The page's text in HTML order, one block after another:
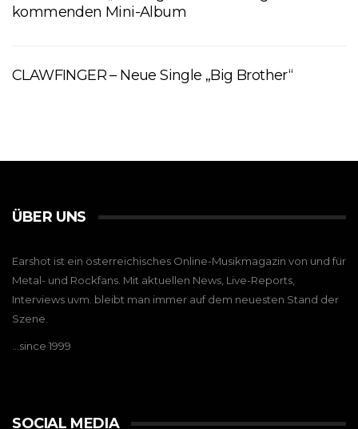
kommenden Mini-Album
CLAWFINGER – Neue Single „Big Brother“
ÜBER UNS
Earshot ist ein österreichisches Online-Musikmagazin von und für
Metal- und Rockfans. Mit aktuellen News, Live-Reports,
Interviews uvm. bleibt man immer auf dem neuesten Stand der
Szene.
…since 1999
SOCIAL MEDIA